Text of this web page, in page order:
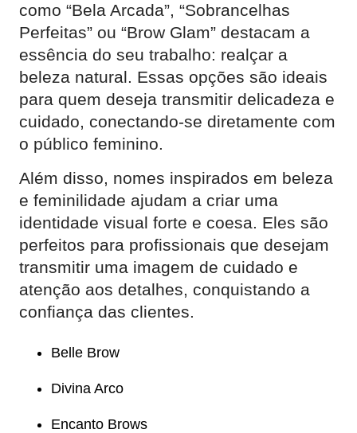
como “Bela Arcada”, “Sobrancelhas
Perfeitas” ou “Brow Glam” destacam a
essência do seu trabalho: realçar a
beleza natural. Essas opções são ideais
para quem deseja transmitir delicadeza e
cuidado, conectando-se diretamente com
o público feminino.
Além disso, nomes inspirados em beleza
e feminilidade ajudam a criar uma
identidade visual forte e coesa. Eles são
perfeitos para profissionais que desejam
transmitir uma imagem de cuidado e
atenção aos detalhes, conquistando a
confiança das clientes.
Belle Brow
Divina Arco
Encanto Brows